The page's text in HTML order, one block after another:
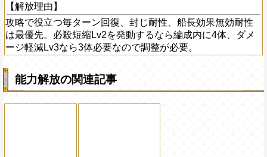
【解放理由】
攻略で役立つ毎ターン回復、封じ耐性、船長効果無効耐性
は最優先。必殺短縮Lv2を発動するなら編成内に4体、ダメ
ージ軽減Lv3なら3体必要なので調整が必要。
能力解放の関連記事